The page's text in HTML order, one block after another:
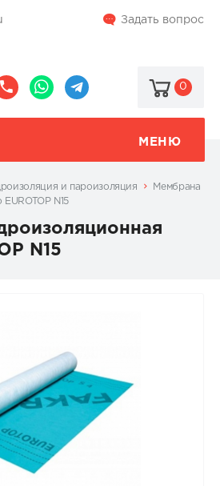
Задать вопрос
0
МЕНЮ
и пароизоляция
Мембрана
N15
N15